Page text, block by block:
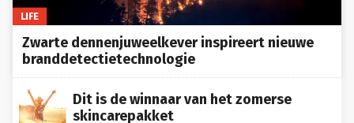
LIFE
Zwarte dennenjuweelkever inspireert nieuwe
branddetectietechnologie
Dit is de winnaar van het zomerse
skincarepakket